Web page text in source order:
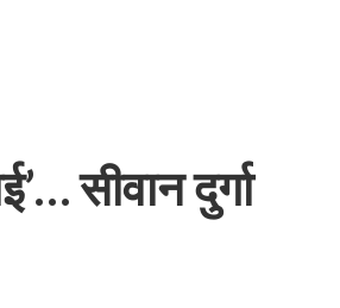
सीवान दुर्गा